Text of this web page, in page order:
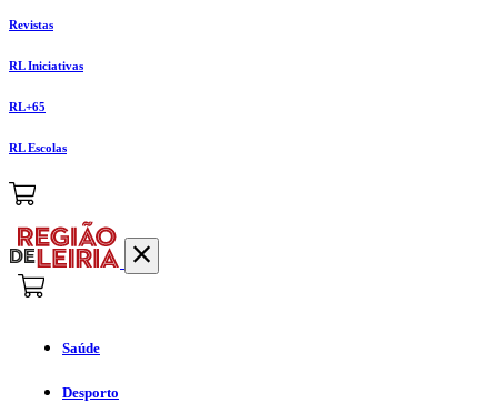
Revistas
RL Iniciativas
RL+65
RL Escolas
Saúde
Desporto